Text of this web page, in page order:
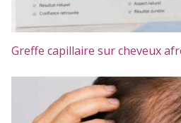
Greffe capillaire sur cheveux